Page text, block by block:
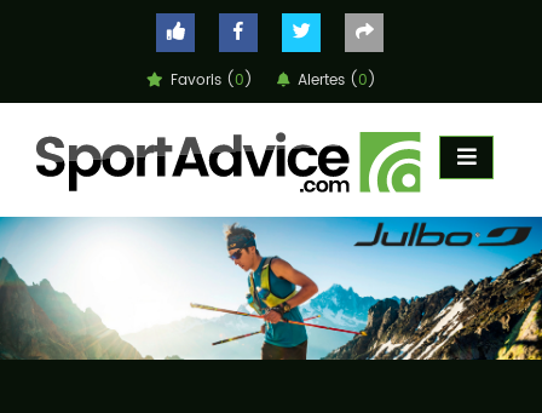
Favoris (0) Alertes (0)
COMPARATEUR
CONSEILS
CONTACT